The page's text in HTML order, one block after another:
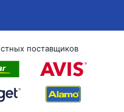
поставщиков